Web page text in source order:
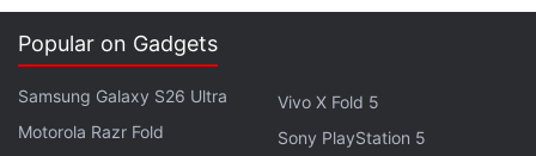
है। आज मुझे Amazon से एक 'नया' लैपटॉप मिला, लेकिन इसका
इस्तेमाल पहले ही हो चुका था और वारंटी दिसंबर 2023 में शुरू हुई
Popular on Gadgets
Samsung Galaxy S26 Ultra
Motorola Razr Fold
Vivo X Fold 5
Sony PlayStation 5